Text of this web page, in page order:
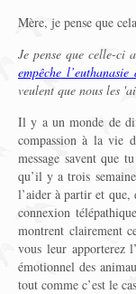
Mère, je pense que
Je pense que celle-ci
empêche l’euthanasie
veulent que nous les
Il y a un monde de
compassion à la vie
message savent que
qu’il y a trois
l’aider à partir et que,
connexion
montrent clairement
vous leur apporterez
émotionnel des
tout comme c’est le